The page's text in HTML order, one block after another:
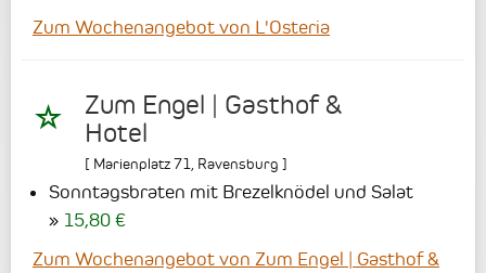
Zum Wochenangebot von L'Osteria
Zum Engel | Gasthof &
Hotel
[ Marienplatz 71 Ravensburg ]
Sonntagsbraten mit Brezelknödel und Salat
15,80 €
Zum Wochenangebot von Zum Engel | Gasthof &